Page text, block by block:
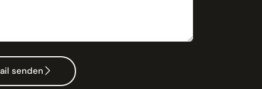
senden